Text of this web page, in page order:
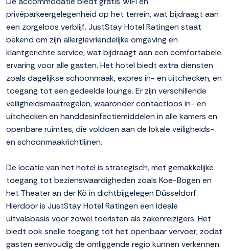
privéparkeergelegenheid op het terrein, wat bijdraagt aan
een zorgeloos verblijf. JustStay Hotel Ratingen staat
bekend om zijn allergievriendelijke omgeving en
klantgerichte service, wat bijdraagt aan een comfortabele
ervaring voor alle gasten. Het hotel biedt extra diensten
zoals dagelijkse schoonmaak, expres in- en uitchecken, en
toegang tot een gedeelde lounge. Er zijn verschillende
veiligheidsmaatregelen, waaronder contactloos in- en
uitchecken en handdesinfectiemiddelen in alle kamers en
openbare ruimtes, die voldoen aan de lokale veiligheids-
en schoonmaakrichtlijnen.
De locatie van het hotel is strategisch, met gemakkelijke
toegang tot bezienswaardigheden zoals Koe-Bogen en
het Theater an der Kö in dichtbijgelegen Düsseldorf.
Hierdoor is JustStay Hotel Ratingen een ideale
uitvalsbasis voor zowel toeristen als zakenreizigers. Het
biedt ook snelle toegang tot het openbaar vervoer, zodat
gasten eenvoudig de omliggende regio kunnen verkennen.